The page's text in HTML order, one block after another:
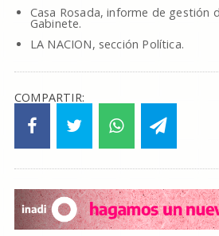
Casa Rosada, informe de gestión
Gabinete.
LA NACION, sección Política.
COMPARTIR: